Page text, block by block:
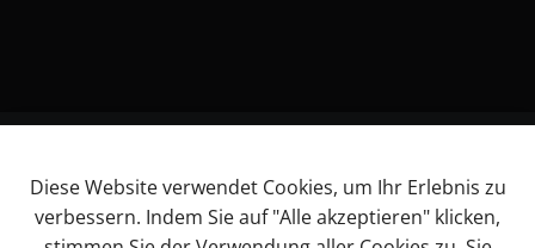
Impressum
AGB
Diese Website verwendet Cookies, um Ihr Erlebnis zu
verbessern. Indem Sie auf "Alle akzeptieren" klicken,